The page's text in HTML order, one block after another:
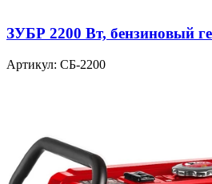
ЗУБР 2200 Вт, бензиновый
Артикул: СБ-2200